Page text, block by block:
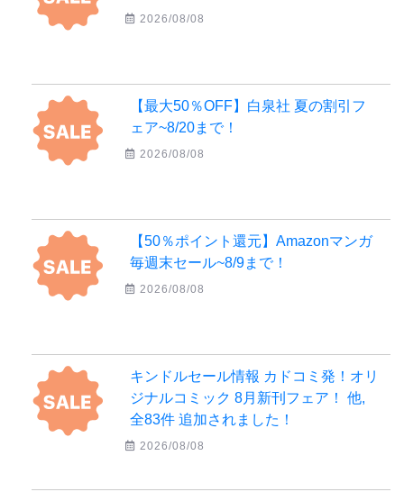
2026/08/08
【最大50％OFF】白泉社 夏の割引フ
ェア~8/20まで！
2026/08/08
【50％ポイント還元】Amazonマンガ
毎週末セール~8/9まで！
2026/08/08
キンドルセール情報 カドコミ発！オリ
ジナルコミック 8月新刊フェア！ 他,
全83件 追加されました！
2026/08/08